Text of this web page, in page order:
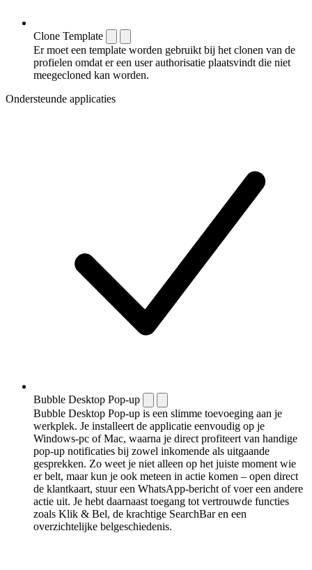
Clone Template
Er moet een template worden gebruikt bij het clonen van de
profielen omdat er een user authorisatie plaatsvindt die niet
meegecloned kan worden.
Ondersteunde applicaties
Bubble Desktop Pop-up
Bubble Desktop Pop-up is een slimme toevoeging aan je
werkplek. Je installeert de applicatie eenvoudig op je
Windows-pc of Mac, waarna je direct profiteert van handige
pop-up notificaties bij zowel inkomende als uitgaande
gesprekken. Zo weet je niet alleen op het juiste moment wie
er belt, maar kun je ook meteen in actie komen – open direct
de klantkaart, stuur een WhatsApp-bericht of voer een andere
actie uit. Je hebt daarnaast toegang tot vertrouwde functies
zoals Klik & Bel, de krachtige SearchBar en een
overzichtelijke belgeschiedenis.